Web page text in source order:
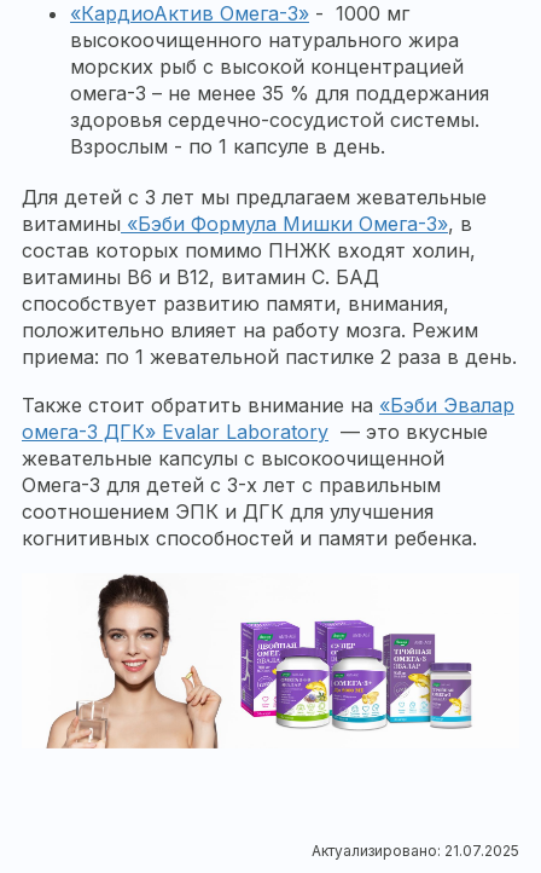
«КардиоАктив Омега-3» - 1000 мг
высокоочищенного натурального жира
морских рыб с высокой концентрацией
омега-3 – не менее 35 % для поддержания
здоровья сердечно-сосудистой системы.
Взрослым - по 1 капсуле в день.
Для детей с 3 лет мы предлагаем жевательные
витамины «Бэби Формула Мишки Омега-3», в
состав которых помимо ПНЖК входят холин,
витамины В6 и В12, витамин С. БАД
способствует развитию памяти, внимания,
положительно влияет на работу мозга. Режим
приема: по 1 жевательной пастилке 2 раза в день.
Также стоит обратить внимание на «Бэби Эвалар
омега-3 ДГК» Evalar Laboratory — это вкусные
жевательные капсулы с высокоочищенной
Омега-3 для детей с 3-х лет с правильным
соотношением ЭПК и ДГК для улучшения
когнитивных способностей и памяти ребенка.
Актуализировано: 21.07.2025